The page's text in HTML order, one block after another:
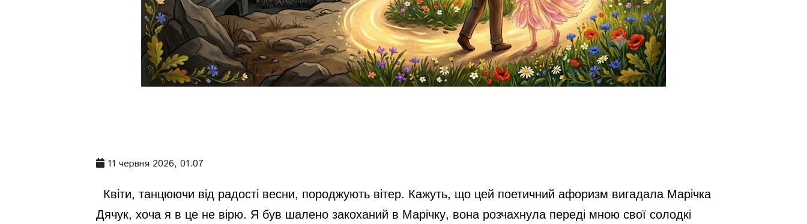
11 червня 2026, 01:07
Квіти, танцюючи від радості весни, породжують вітер. Кажуть, що цей поетичний афоризм вигадала Марічка
Дячук, хоча я в це не вірю. Я був шалено закоханий в Марічку, вона розчахнула переді мною свої солодкі